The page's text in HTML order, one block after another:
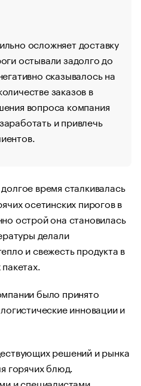
осложняет доставку
остывали задолго до
сказывалось на
заказов в
вопроса компания
и привлечь
долгое время сталкивалась
осетинских пирогов в
острой она становилась
делали
и свежесть продукта в
было принято
инновации и
решений и рынка
горячих блюд.
и специалистами